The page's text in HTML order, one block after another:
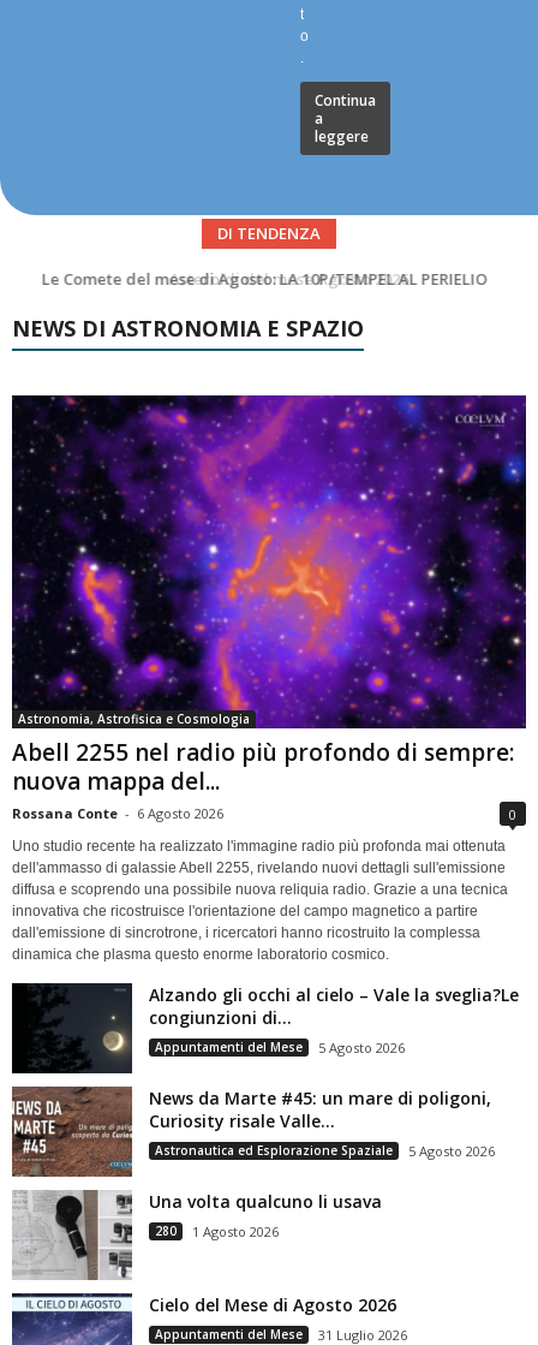
t
o
.
Continua
a
leggere
DI TENDENZA
Asteroidi del mese Agosto 2026
NEWS DI ASTRONOMIA E SPAZIO
Astronomia, Astrofisica e Cosmologia
Abell 2255 nel radio più profondo di sempre:
nuova mappa del...
Rossana Conte - 6 Agosto 2026 0
Uno studio recente ha realizzato l'immagine radio più profonda mai ottenuta
dell'ammasso di galassie Abell 2255, rivelando nuovi dettagli sull'emissione
diffusa e scoprendo una possibile nuova reliquia radio. Grazie a una tecnica
innovativa che ricostruisce l'orientazione del campo magnetico a partire
dall'emissione di sincrotrone, i ricercatori hanno ricostruito la complessa
dinamica che plasma questo enorme laboratorio cosmico.
Alzando gli occhi al cielo – Vale la sveglia?Le
congiunzioni di...
Appuntamenti del Mese 5 Agosto 2026
News da Marte #45: un mare di poligoni,
Curiosity risale Valle...
Astronautica ed Esplorazione Spaziale 5 Agosto 2026
Una volta qualcuno li usava
280 1 Agosto 2026
Cielo del Mese di Agosto 2026
Appuntamenti del Mese 31 Luglio 2026